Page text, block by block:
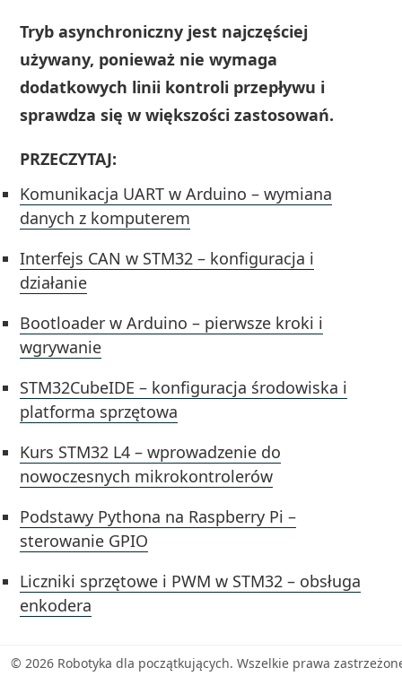
Tryb asynchroniczny jest najczęściej
używany, ponieważ nie wymaga
dodatkowych linii kontroli przepływu i
sprawdza się w większości zastosowań.
PRZECZYTAJ:
Komunikacja UART w Arduino – wymiana
danych z komputerem
Interfejs CAN w STM32 – konfiguracja i
działanie
Bootloader w Arduino – pierwsze kroki i
wgrywanie
STM32CubeIDE – konfiguracja środowiska i
platforma sprzętowa
Kurs STM32 L4 – wprowadzenie do
nowoczesnych mikrokontrolerów
Podstawy Pythona na Raspberry Pi –
sterowanie GPIO
Liczniki sprzętowe i PWM w STM32 – obsługa
enkodera
© 2026 Robotyka dla początkujących. Wszelkie prawa